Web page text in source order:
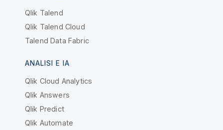
Qlik Talend
Qlik Talend Cloud
Talend Data Fabric
ANALISI E IA
Qlik Cloud Analytics
Qlik Answers
Qlik Predict
Qlik Automate